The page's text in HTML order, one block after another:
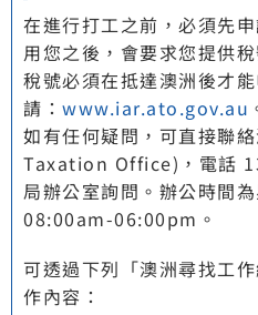
在進行打工之前，必須先
用您之後，會要求您提供
稅號必須在抵達澳洲後才
請： www.iar.ato.gov.au
如有任何疑問，可直接聯
Taxation Office)，電話
局辦公室詢問。辦公時間
08:00am-06:00pm。
可透過下列「澳洲尋找工
作內容：